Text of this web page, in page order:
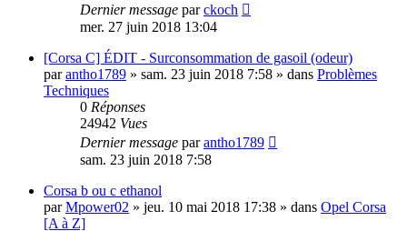
Dernier message parckoch
mer. 27 juin 2018 13:04
[Corsa C] ÉDIT - Surconsommation de gasoil (odeur)
parantho1789 » sam. 23 juin 2018 7:58 » dans Problèmes
Techniques
0 Réponses
24942 Vues
Dernier message parantho1789
sam. 23 juin 2018 7:58
Corsa b ou c ethanol
parMpower02 » jeu. 10 mai 2018 17:38 » dans Opel Corsa
[A à Z]